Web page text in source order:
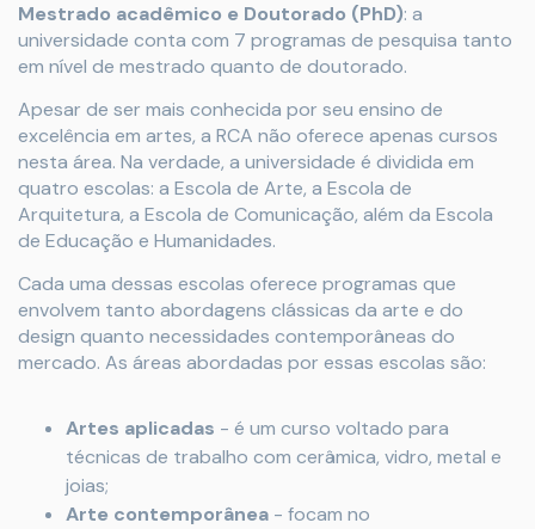
Mestrado acadêmico e Doutorado (PhD): a
universidade conta com 7 programas de pesquisa tanto
em nível de mestrado quanto de doutorado.
Apesar de ser mais conhecida por seu ensino de
excelência em artes, a RCA não oferece apenas cursos
nesta área. Na verdade, a universidade é dividida em
quatro escolas: a Escola de Arte, a Escola de
Arquitetura, a Escola de Comunicação, além da Escola
de Educação e Humanidades.
Cada uma dessas escolas oferece programas que
envolvem tanto abordagens clássicas da arte e do
design quanto necessidades contemporâneas do
mercado. As áreas abordadas por essas escolas são:
Artes aplicadas - é um curso voltado para
técnicas de trabalho com cerâmica, vidro, metal e
joias;
Arte contemporânea - focam no